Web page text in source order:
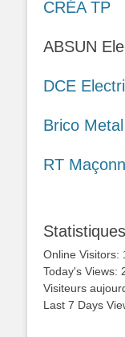
CRÉA TP
ABSUN
DCE
Brico
RT
Statistiques
Online Visitors:
Today's Views:
Visiteurs
Last 7 Days